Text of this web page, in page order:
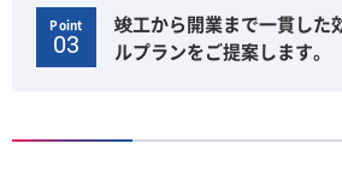
Point
03
竣工から開業まで一貫した
ルプランをご提案します。